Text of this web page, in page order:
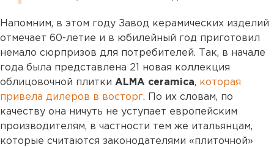
Напомним, в этом году Завод керамических изделий
отмечает 60-летие и в юбилейный год приготовил
немало сюрпризов для потребителей. Так, в начале
года была представлена 21 новая коллекция
облицовочной плитки ALMA ceramica, которая
привела дилеров в восторг. По их словам, по
качеству она ничуть не уступает европейским
производителям, в частности тем же итальянцам,
которые считаются законодателями «плиточной»